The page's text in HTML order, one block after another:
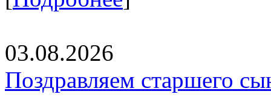
03.08.2026
Поздравляем старшего